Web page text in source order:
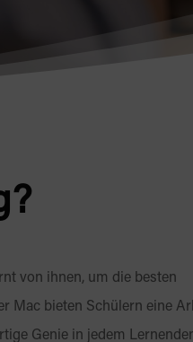
von ihnen, um die besten
Mac bieten Schülern eine
Genie in jedem